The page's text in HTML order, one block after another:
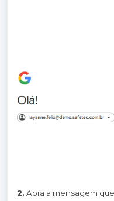
2. Abra a mensagem